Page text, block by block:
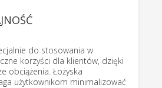
do stosowania w
korzyści dla klientów, dzięki
obciążenia. Łożyska
użytkownikom minimalizować